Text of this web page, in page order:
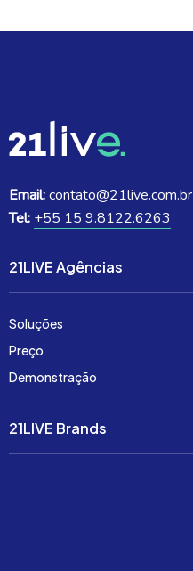
Email:contato@21live.com.br
Tel: +55 15 9.8122.6263
21LIVE Agências
Soluções
Preço
Demonstração
21LIVE Brands